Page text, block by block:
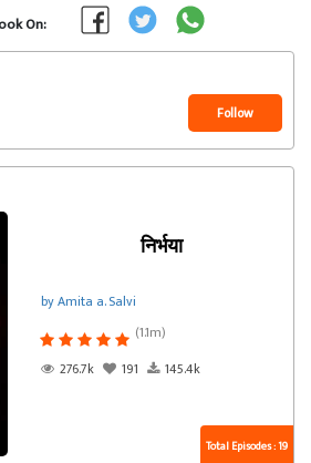
On:
Follow
निर्भया
by Amita a. Salvi
(1.1m)
276.7k
191 145.4k
Total Episodes : 19